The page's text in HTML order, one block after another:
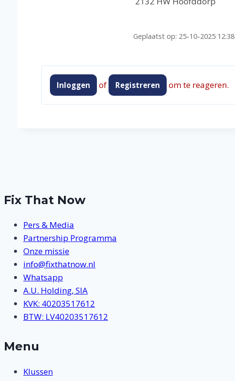
Geplaatst op: 25-10-2025 12:38
Inloggen of Registreren om te reageren.
Fix That Now
Pers & Media
Partnership Programma
Onze missie
info@fixthatnow.nl
Whatsapp
A.U. Holding, SIA
KVK: 40203517612
BTW: LV40203517612
Menu
Klussen